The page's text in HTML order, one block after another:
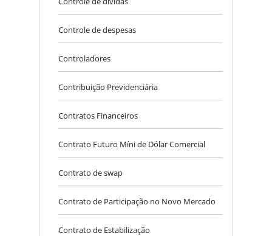
Controle de despesas
Controladores
Contribuição Previdenciária
Contratos Financeiros
Contrato Futuro Míni de Dólar Comercial
Contrato de swap
Contrato de Participação no Novo Mercado
Contrato de Estabilização